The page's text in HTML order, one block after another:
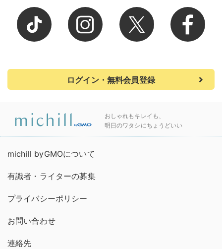
ログイン・無料会員登録
おしゃれもキレイも、
明日のワタシにちょうどいい
michill byGMOについて
有識者・ライターの募集
プライバシーポリシー
お問い合わせ
連絡先